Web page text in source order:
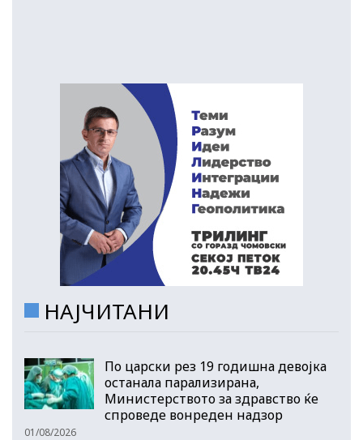
НАЈЧИТАНИ
По царски рез 19 годишна девојка
останала парализирана,
Министерството за здравство ќе
спроведе вонреден надзор
01/08/2026